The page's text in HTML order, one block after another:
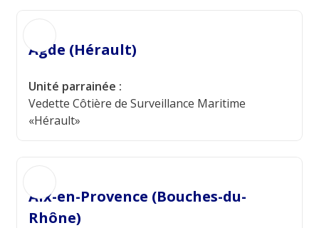
Agde (Hérault)
Unité parrainée :
Vedette Côtière de Surveillance Maritime
«Hérault»
Aix-en-Provence (Bouches-du-
Rhône)